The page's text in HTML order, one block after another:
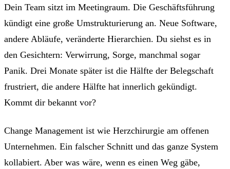
Dein Team sitzt im Meetingraum. Die Geschäftsführung
kündigt eine große Umstrukturierung an. Neue Software,
andere Abläufe, veränderte Hierarchien. Du siehst es in
den Gesichtern: Verwirrung, Sorge, manchmal sogar
Panik. Drei Monate später ist die Hälfte der Belegschaft
frustriert, die andere Hälfte hat innerlich gekündigt.
Kommt dir bekannt vor?
Change Management ist wie Herzchirurgie am offenen
Unternehmen. Ein falscher Schnitt und das ganze System
kollabiert. Aber was wäre, wenn es einen Weg gäbe,